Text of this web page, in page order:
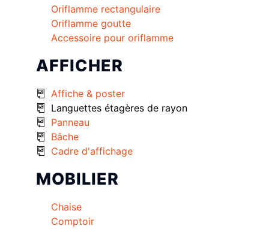
Oriflamme rectangulaire
Oriflamme goutte
Accessoire pour oriflamme
AFFICHER
Affiche & poster
Languettes étagères de rayon
Panneau
Bâche
Cadre d'affichage
MOBILIER
Chaise
Comptoir